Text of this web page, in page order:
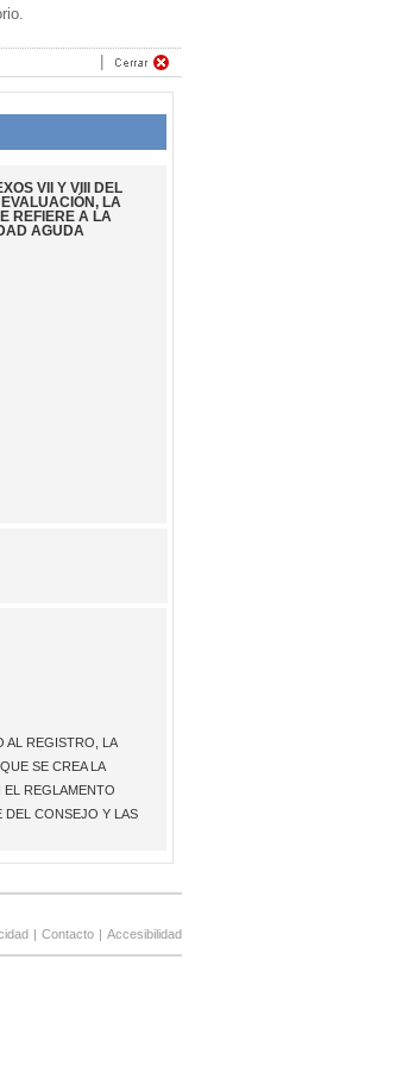
VII Y VIII DEL
LA
REFIERE A LA
AGUDA
AL REGISTRO, LA
SE CREA LA
EL REGLAMENTO
DEL CONSEJO Y LAS
| Contacto | Accesibilidad